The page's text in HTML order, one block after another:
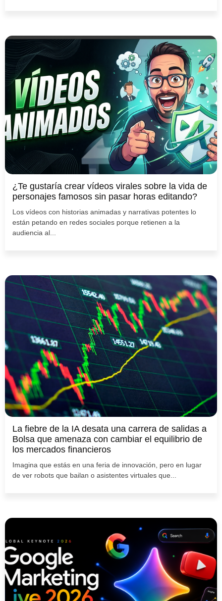
¿Te gustaría crear vídeos virales sobre la vida de
personajes famosos sin pasar horas editando?
Los vídeos con historias animadas y narrativas potentes lo
están petando en redes sociales porque retienen a la
audiencia al...
La fiebre de la IA desata una carrera de salidas a
Bolsa que amenaza con cambiar el equilibrio de
los mercados financieros
Imagina que estás en una feria de innovación, pero en lugar
de ver robots que bailan o asistentes virtuales que...